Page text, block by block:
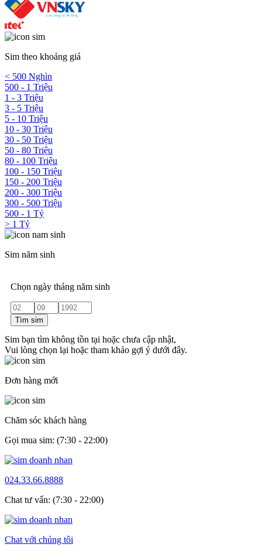
Sim theo khoảng giá
< 500 Nghìn
500 - 1 Triệu
1 - 3 Triệu
3 - 5 Triệu
5 - 10 Triệu
10 - 30 Triệu
30 - 50 Triệu
50 - 80 Triệu
80 - 100 Triệu
100 - 150 Triệu
150 - 200 Triệu
200 - 300 Triệu
300 - 500 Triệu
500 - 1 Tỷ
> 1 Tỷ
Sim năm sinh
Chọn ngày tháng năm sinh
Tìm sim
Sim bạn tìm không tồn tại hoặc chưa cập nhật,
Vui lòng chọn lại hoặc tham khảo gợi ý dưới đây.
Đơn hàng mới
Chăm sóc khách hàng
Gọi mua sim: (7:30 - 22:00)
024.33.66.8888
Chat tư vấn: (7:30 - 22:00)
Chat với chúng tôi